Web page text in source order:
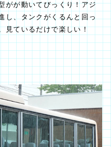
がが動いてびっくり！アジ
し、タンクがくるんと回っ
見ているだけで楽しい！